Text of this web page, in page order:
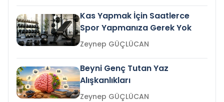
Kas Yapmak İçin Saatlerce
Spor Yapmanıza Gerek Yok
Zeynep GÜÇLÜCAN
Beyni Genç Tutan Yaz
Alışkanlıkları
Zeynep GÜÇLÜCAN